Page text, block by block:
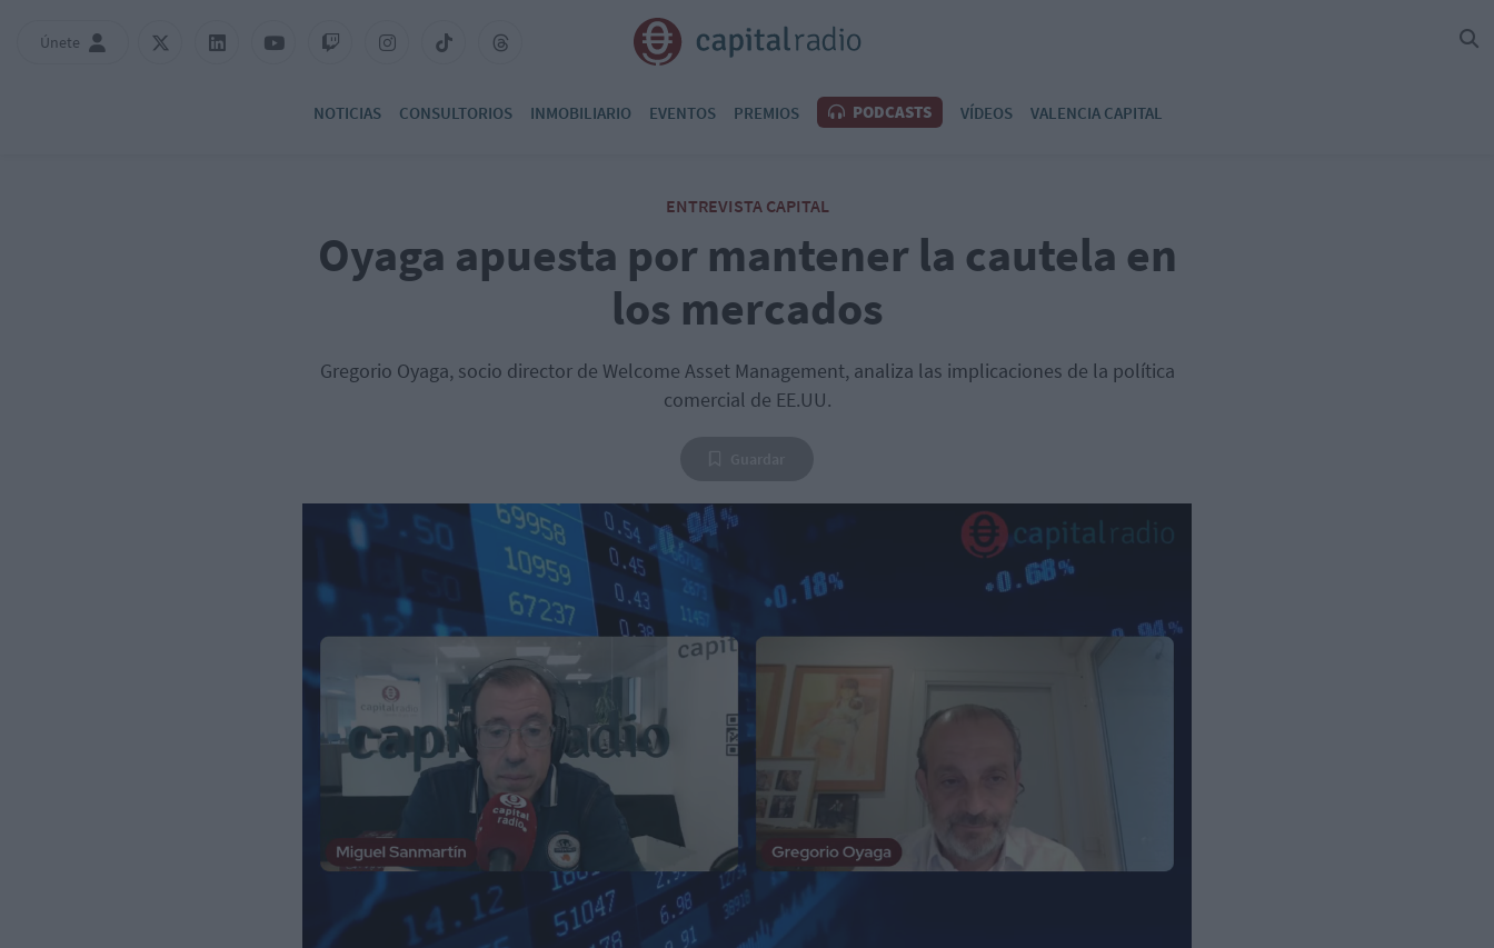
Únete
NOTICIAS CONSULTORIOS INMOBILIARIO EVENTOS PREMIOS PODCASTS VÍDEOS VALENCIA CAPITAL
ENTREVISTA CAPITAL
Oyaga apuesta por mantener la cautela en
los mercados
Gregorio Oyaga, socio director de Welcome Asset Management, analiza las implicaciones de la política
comercial de EE.UU.